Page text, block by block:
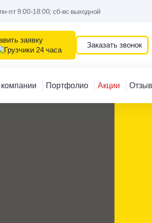
пн-пт 9:00-18:00; сб-вс выходной
заявку
Заказать звонок
Портфолио Акции